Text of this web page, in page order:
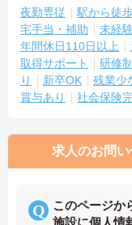
夜勤専従 駅から徒
宅手当・補助
未経
年間休日110日以上
取得サポート
研修
り
新卒OK 残業少
賞与あり
社会保険
求人のお問
このページか
施設に個人情